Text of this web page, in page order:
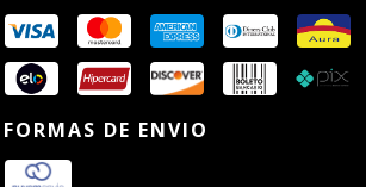
FORMAS DE ENVIO